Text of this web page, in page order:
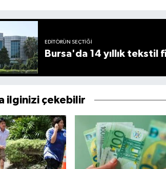
EDITÖRÜN SEÇTIĞI
Bursa'da 14 yıllık
ilginizi çekebilir